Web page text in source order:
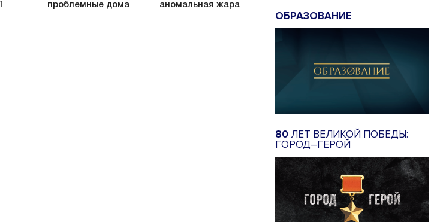
проблемные дома
аномальная жара
ОБРАЗОВАНИЕ
80 ЛЕТ ВЕЛИКОЙ ПОБЕДЫ:
ГОРОД–ГЕРОЙ